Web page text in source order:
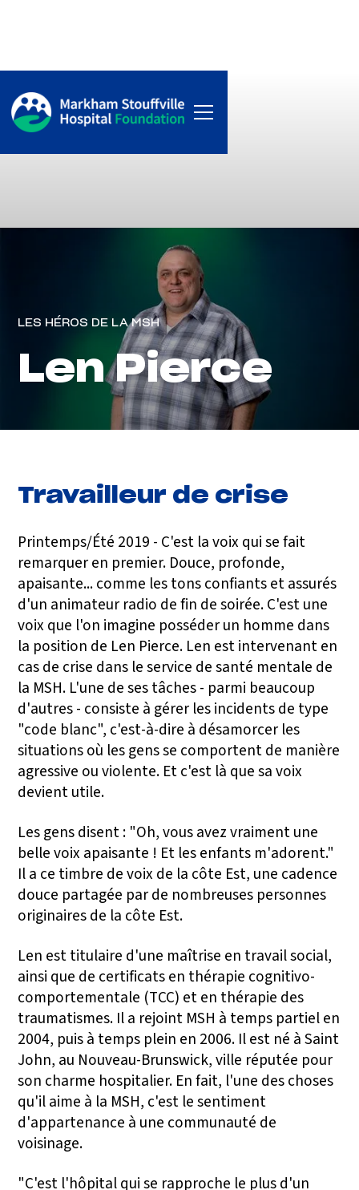
LES HÉROS DE LA MSH
Len Pierce
Travailleur de crise
Printemps/Été 2019 - C'est la voix qui se fait
remarquer en premier. Douce, profonde,
apaisante... comme les tons confiants et assurés
d'un animateur radio de fin de soirée. C'est une
voix que l'on imagine posséder un homme dans
la position de Len Pierce. Len est intervenant en
cas de crise dans le service de santé mentale de
la MSH. L'une de ses tâches - parmi beaucoup
d'autres - consiste à gérer les incidents de type
"code blanc", c'est-à-dire à désamorcer les
situations où les gens se comportent de manière
agressive ou violente. Et c'est là que sa voix
devient utile.
Les gens disent : "Oh, vous avez vraiment une
belle voix apaisante ! Et les enfants m'adorent."
Il a ce timbre de voix de la côte Est, une cadence
douce partagée par de nombreuses personnes
originaires de la côte Est.
Len est titulaire d'une maîtrise en travail social,
ainsi que de certificats en thérapie cognitivo-
comportementale (TCC) et en thérapie des
traumatismes. Il a rejoint MSH à temps partiel en
2004, puis à temps plein en 2006. Il est né à Saint
John, au Nouveau-Brunswick, ville réputée pour
son charme hospitalier. En fait, l'une des choses
qu'il aime à la MSH, c'est le sentiment
d'appartenance à une communauté de
voisinage.
"C'est l'hôpital qui se rapproche le plus d'un